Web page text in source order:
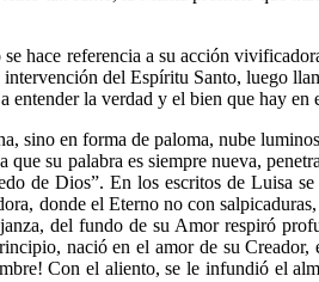
hace referencia a su acción
del Espíritu Santo, luego
la verdad y el bien que hay en
sino en forma de paloma, nube
su palabra es siempre nueva,
de Dios”. En los escritos de Luisa
donde el Eterno no con
del fundo de su Amor respiró
nació en el amor de su
Con el aliento, se le infundió el